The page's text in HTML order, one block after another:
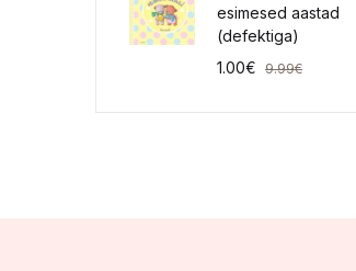
esimesed aastad
(defektiga)
1.00€ 9.99€